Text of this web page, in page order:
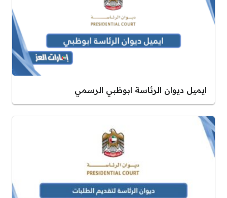
ايميل ديوان الرئاسة ابوظبي الرسمي